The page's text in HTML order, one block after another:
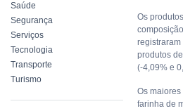
Saúde
Segurança
Serviços
Tecnologia
Transporte
Turismo
Os
registraram
produtos
(-4,09% e
Os
farinha de